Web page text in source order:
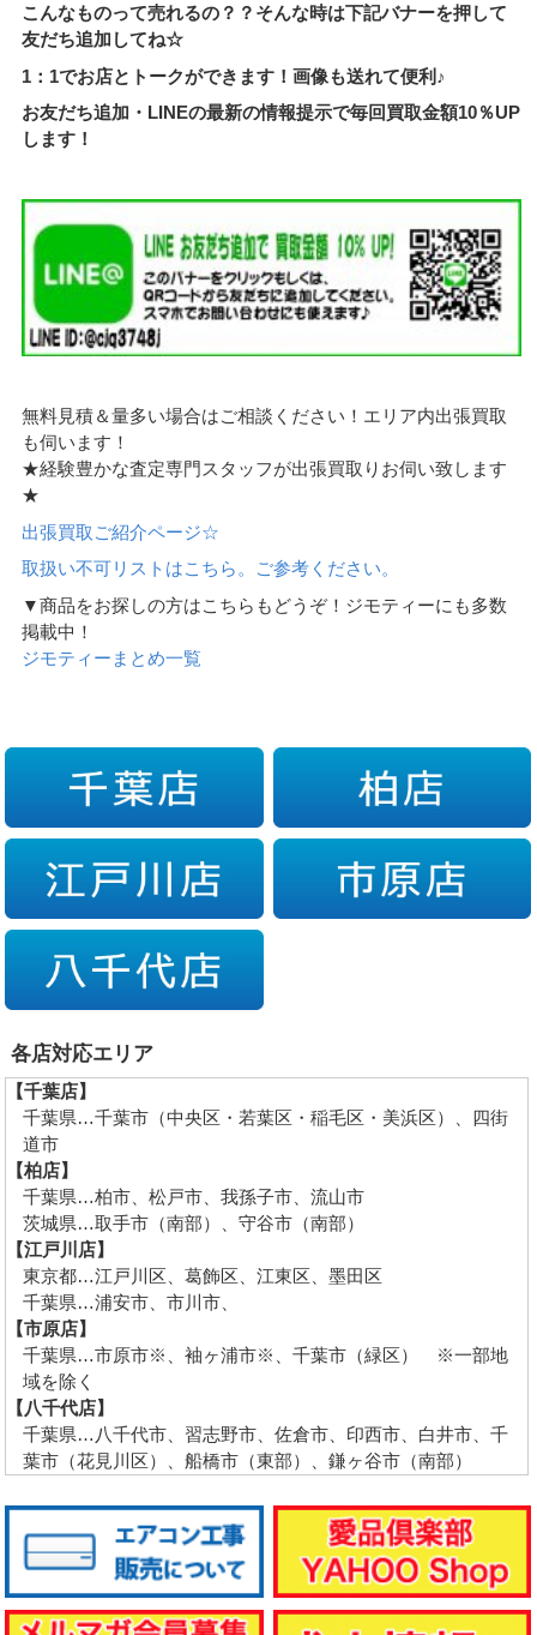
こんなものって売れるの？？そんな時は下記バナーを押して
友だち追加してね☆
1：1でお店とトークができます！画像も送れて便利♪
お友だち追加・LINEの最新の情報提示で毎回買取金額10％UP
します！
無料見積＆量多い場合はご相談ください！エリア内出張買取
も伺います！
★経験豊かな査定専門スタッフが出張買取りお伺い致します
★
出張買取ご紹介ページ☆
取扱い不可リストはこちら。ご参考ください。
▼商品をお探しの方はこちらもどうぞ！ジモティーにも多数
掲載中！
ジモティーまとめ一覧
各店対応エリア
【千葉店】
千葉県…千葉市（中央区・若葉区・稲毛区・美浜区）、四街
道市
【柏店】
千葉県…柏市、松戸市、我孫子市、流山市
茨城県…取手市（南部）、守谷市（南部）
【江戸川店】
東京都…江戸川区、葛飾区、江東区、墨田区
千葉県…浦安市、市川市、
【市原店】
千葉県…市原市※、袖ヶ浦市※、千葉市（緑区） ※一部地
域を除く
【八千代店】
千葉県…八千代市、習志野市、佐倉市、印西市、白井市、千
葉市（花見川区）、船橋市（東部）、鎌ヶ谷市（南部）